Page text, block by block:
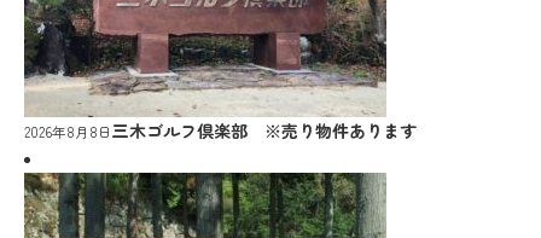
2026年8月8日三木ゴルフ倶楽部 ※売り物件あります